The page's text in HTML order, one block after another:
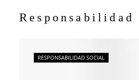
Responsabilidad
RESPONSABILIDAD SOCIAL